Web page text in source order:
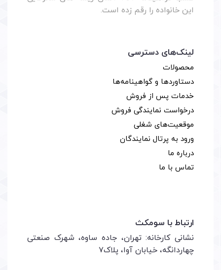
این خانواده را رقم زده است.
لینک‌های دسترسی
محصولات
دستاوردها و گواهینامه‌ها
خدمات پس از فروش
درخواست نمایندگی فروش
موقعیت‌های شغلی
ورود به پرتال نمایندگان
درباره ما
تماس با ما
ارتباط با سومکث
نشانی کارخانه: تهران، جاده ساوه، شهرک صنعتی
چهاردانگه، خیابان آوا، پلاک۷